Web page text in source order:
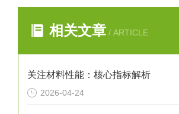
相关文章 / ARTICLE
关注材料性能：核心指标解析
2026-04-24